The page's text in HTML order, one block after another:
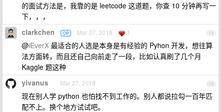
的面试方法是，我靠的是 leetcode 这道题，你查 10 分钟再写一
下，，，
14
clarkchen OP Mar 27, 2018 1
@iEverX 最适合的人选是本身是有经验的 Pyhon 开发，想往算
法方面转，而且还自己向前走了一段，比如认真刷了几个月
Kaggle 题这种
15
yivanus Mar 27, 2018
现在别人学 python 也怕找不到工作的。别人都说拉勾一百年匹
配不上。换个地方试试吧。